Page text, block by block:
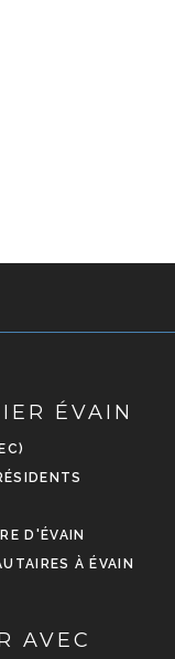
ÉVAIN
D'ÉVAIN
À ÉVAIN
AVEC